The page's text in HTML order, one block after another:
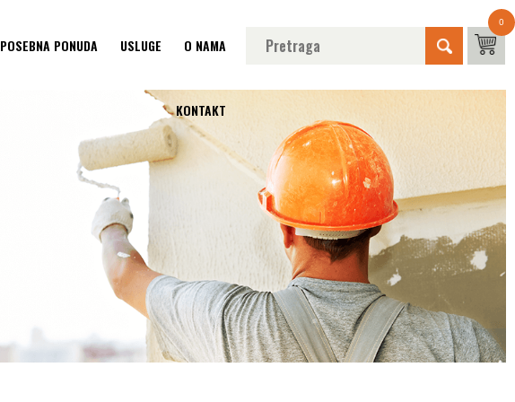
POSEBNA PONUDA USLUGE O NAMA
KONTAKT
0